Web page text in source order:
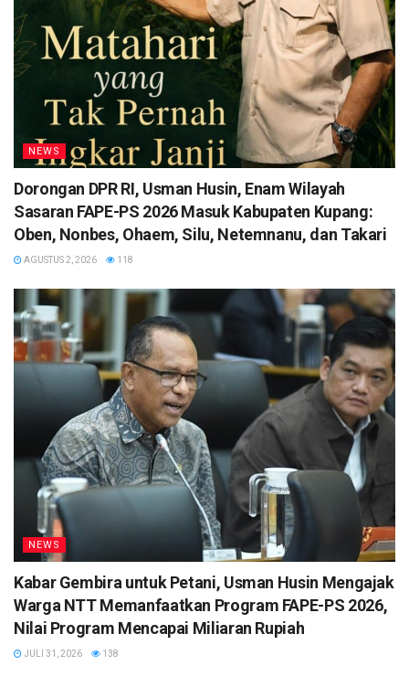
NEWS
Dorongan DPR RI, Usman Husin, Enam Wilayah
Sasaran FAPE-PS 2026 Masuk Kabupaten Kupang:
Oben, Nonbes, Ohaem, Silu, Netemnanu, dan Takari
AGUSTUS 2, 2026 118
NEWS
Kabar Gembira untuk Petani, Usman Husin Mengajak
Warga NTT Memanfaatkan Program FAPE-PS 2026,
Nilai Program Mencapai Miliaran Rupiah
JULI 31, 2026 138